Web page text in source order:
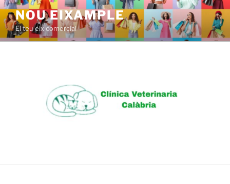
Saltar
al
contenido
NOU EIXAMPLE
El teu eix comercial